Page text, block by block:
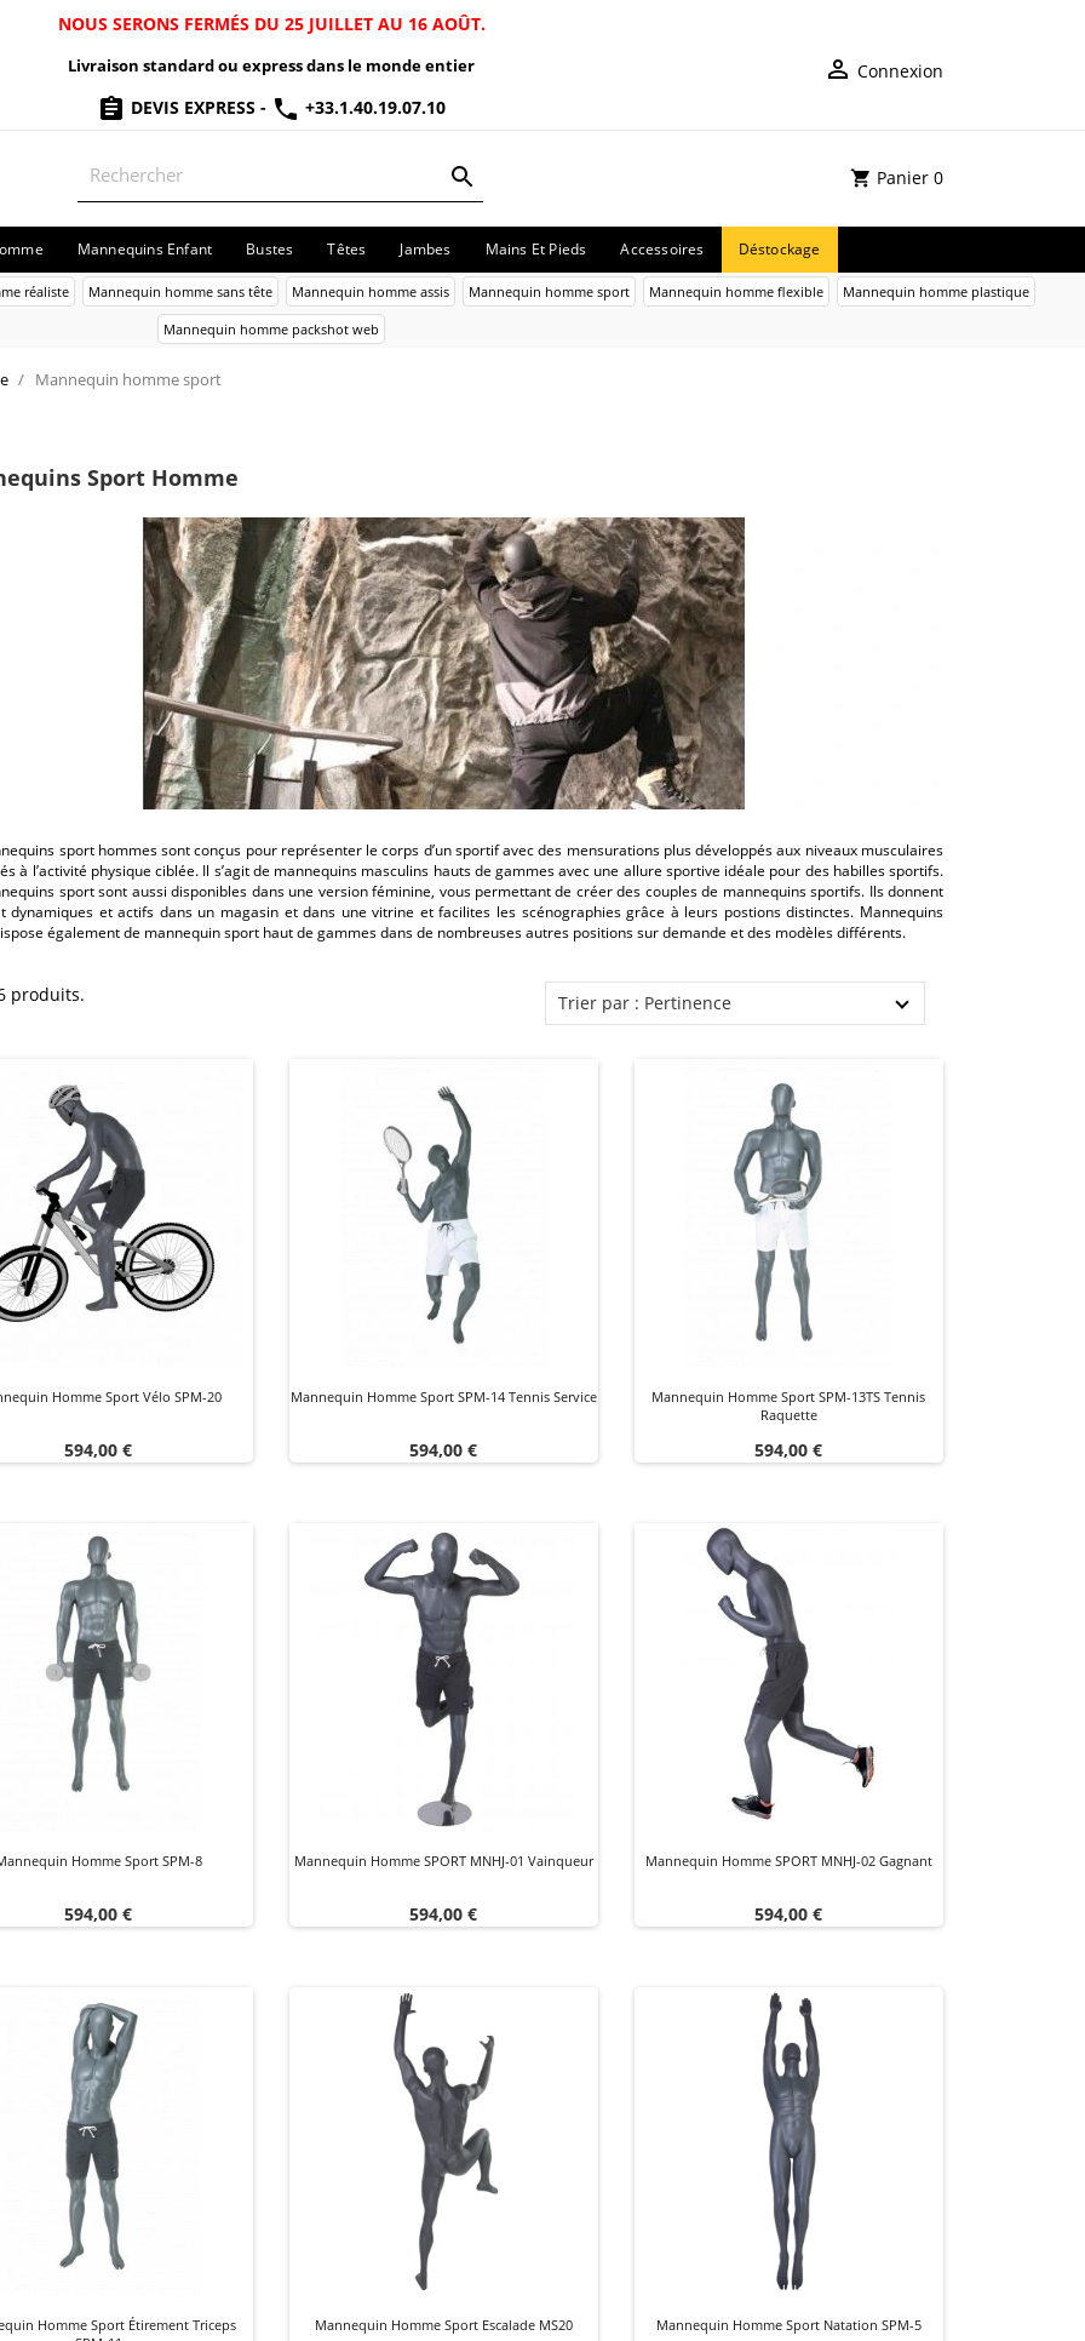
NOUS SERONS FERMÉS DU 25 JUILLET AU 16 AOÛT.
Livraison standard ou express dans le monde entier
DEVIS EXPRESS - +33.1.40.19.07.10
Connexion
Panier 0
Mannequins Enfant Bustes Têtes Jambes Mains Et Pieds Accessoires Déstockage
réaliste Mannequin homme sans tête Mannequin homme assis Mannequin homme sport Mannequin homme flexible Mannequin homme plastique
Mannequin homme packshot web
Mannequin homme sport
Sport Homme
sport hommes sont conçus pour représenter le corps d’un sportif avec des mensurations plus développés aux niveaux musculaires
à l’activité physique ciblée. Il s’agit de mannequins masculins hauts de gammes avec une allure sportive idéale pour des habilles sportifs.
sport sont aussi disponibles dans une version féminine, vous permettant de créer des couples de mannequins sportifs. Ils donnent
dynamiques et actifs dans un magasin et dans une vitrine et facilites les scénographies grâce à leurs postions distinctes. Mannequins
également de mannequin sport haut de gammes dans de nombreuses autres positions sur demande et des modèles différents.
produits. Trier par : Pertinence
Homme Sport Vélo SPM-20
Prix
594,00 €
Mannequin Homme Sport SPM-14 Tennis Service
Prix
594,00 €
Mannequin Homme Sport SPM-13TS Tennis
Raquette
Prix
594,00 €
Homme Sport SPM-8
Prix
594,00 €
Mannequin Homme SPORT MNHJ-01 Vainqueur
Prix
594,00 €
Mannequin Homme SPORT MNHJ-02 Gagnant
Prix
594,00 €
Homme Sport Étirement Triceps
Mannequin Homme Sport Escalade MS20 Mannequin Homme Sport Natation SPM-5